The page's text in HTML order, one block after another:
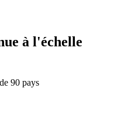
à l'échelle
90 pays